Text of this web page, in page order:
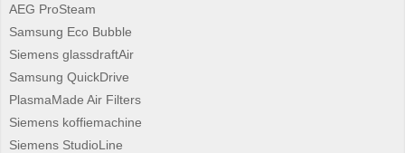
AEG ProSteam
Samsung Eco Bubble
Siemens glassdraftAir
Samsung QuickDrive
PlasmaMade Air Filters
Siemens koffiemachine
Siemens StudioLine